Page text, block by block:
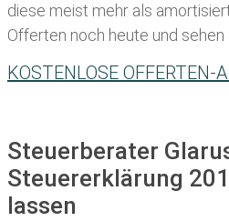
diese meist mehr als
Offerten noch heute und sehen
KOSTENLOSE OFFERTEN-
Steuerberater
Steuererklärung
lassen